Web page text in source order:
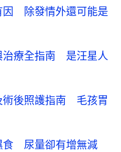
因 除發情外還可能是
治療全指南 是汪星人
術後照護指南 毛孩胃
食 尿量卻有增無減